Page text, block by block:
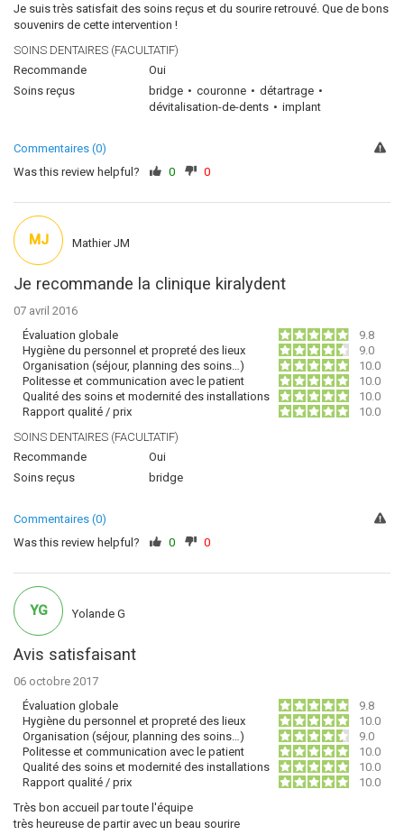
Je suis très satisfait des soins reçus et du sourire retrouvé. Que de bons
souvenirs de cette intervention !
SOINS DENTAIRES (FACULTATIF)
Recommande
Oui
Soins reçus
bridge couronne
détartrage
dévitalisation-de-dents
implant
Commentaires (0)
Was this review helpful?
0 0
Je recommande la clinique kiralydent
07 avril 2016
Évaluation globale
9.8
Hygiène du personnel et propreté des lieux
9.0
Organisation (séjour, planning des soins…)
10.0
Politesse et communication avec le patient
10.0
Qualité des soins et modernité des installations
10.0
Rapport qualité / prix
10.0
SOINS DENTAIRES (FACULTATIF)
Recommande
Oui
Soins reçus
bridge
MJ Mathier JM
Commentaires (0)
Was this review helpful?
0 0
Avis satisfaisant
06 octobre 2017
Évaluation globale
9.8
Hygiène du personnel et propreté des lieux
10.0
Organisation (séjour, planning des soins…)
9.0
Politesse et communication avec le patient
10.0
Qualité des soins et modernité des installations
10.0
Rapport qualité / prix
10.0
Très bon accueil par toute l'équipe
très heureuse de partir avec un beau sourire
YG Yolande G